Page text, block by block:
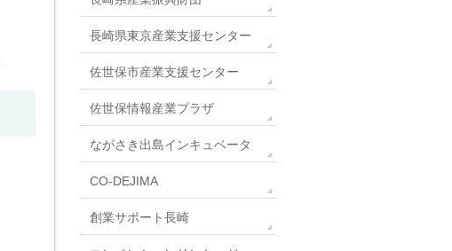
長崎県東京産業支援センター
佐世保市産業支援センター
佐世保情報産業プラザ
ながさき出島インキュベータ
CO-DEJIMA
創業サポート長崎